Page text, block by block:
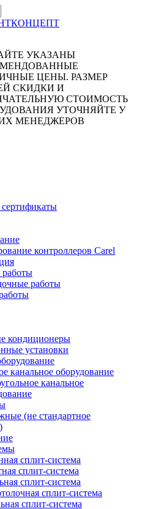
УКАЗАНЫ
ЦЕНЫ. РАЗМЕР
СКИДКИ И
СТОИМОСТЬ
УТОЧНЯЙТЕ У
МЕНЕДЖЕРОВ
контроллеров Carel
работы
кондиционеры
установки
канальное оборудование
канальное
(не стандартное
сплит-система
сплит-система
сплит-система
сплит-система
сплит-система